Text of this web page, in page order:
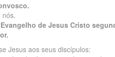
nós.
de Jesus Cristo
Jesus aos seus discípulos: